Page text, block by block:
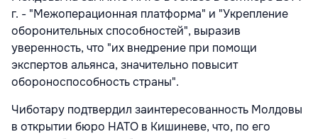
г. - "Межоперационная платформа" и "Укрепление
оборонительных способностей", выразив
уверенность, что "их внедрение при помощи
экспертов альянса, значительно повысит
обороноспособность страны".
Чиботару подтвердил заинтересованность Молдовы
в открытии бюро НАТО в Кишиневе, что, по его